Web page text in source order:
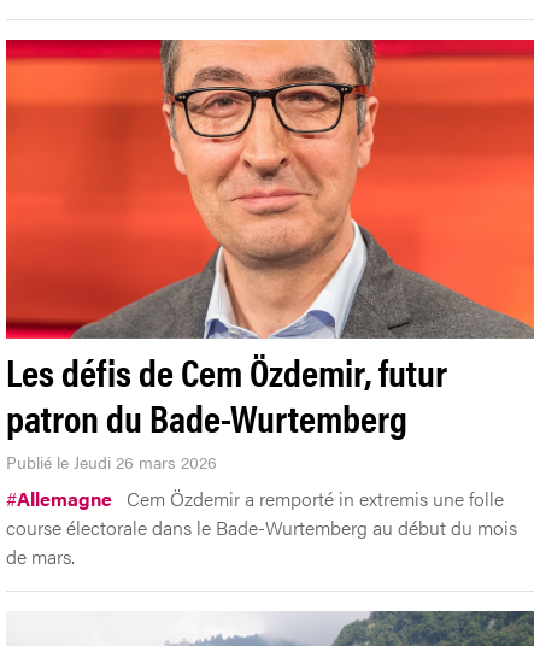
Les défis de Cem Özdemir, futur
patron du Bade-Wurtemberg
Publié le Jeudi 26 mars 2026
#Allemagne Cem Özdemir a remporté in extremis une folle
course électorale dans le Bade-Wurtemberg au début du mois
de mars.